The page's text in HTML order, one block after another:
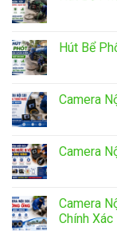
Hút Bể
Camera
Camera
Camera
Chính Xác